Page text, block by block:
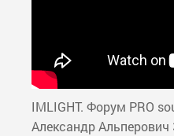
IMLIGHT. Форум PRO
Александр Альперович